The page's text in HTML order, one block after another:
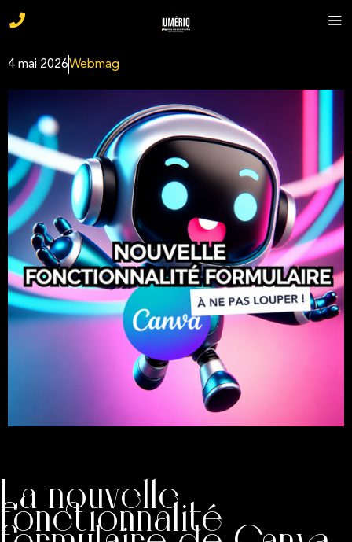
4 mai 2026Webmag
La nouvelle
fonctionnalité